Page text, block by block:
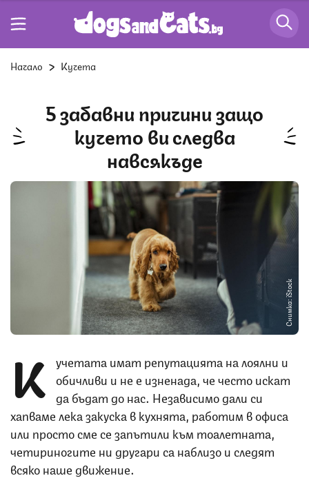
Начало Кучета
5 забавни причини защо
кучето ви следва
навсякъде
Снимка: iStock
К учетата имат репутацията на лоялни и
обичливи и не е изненада, че често искат
да бъдат до нас. Независимо дали си
хапваме лека закуска в кухнята, работим в офиса
или просто сме се запътили към тоалетната,
четириногите ни другари са наблизо и следят
всяко наше движение.